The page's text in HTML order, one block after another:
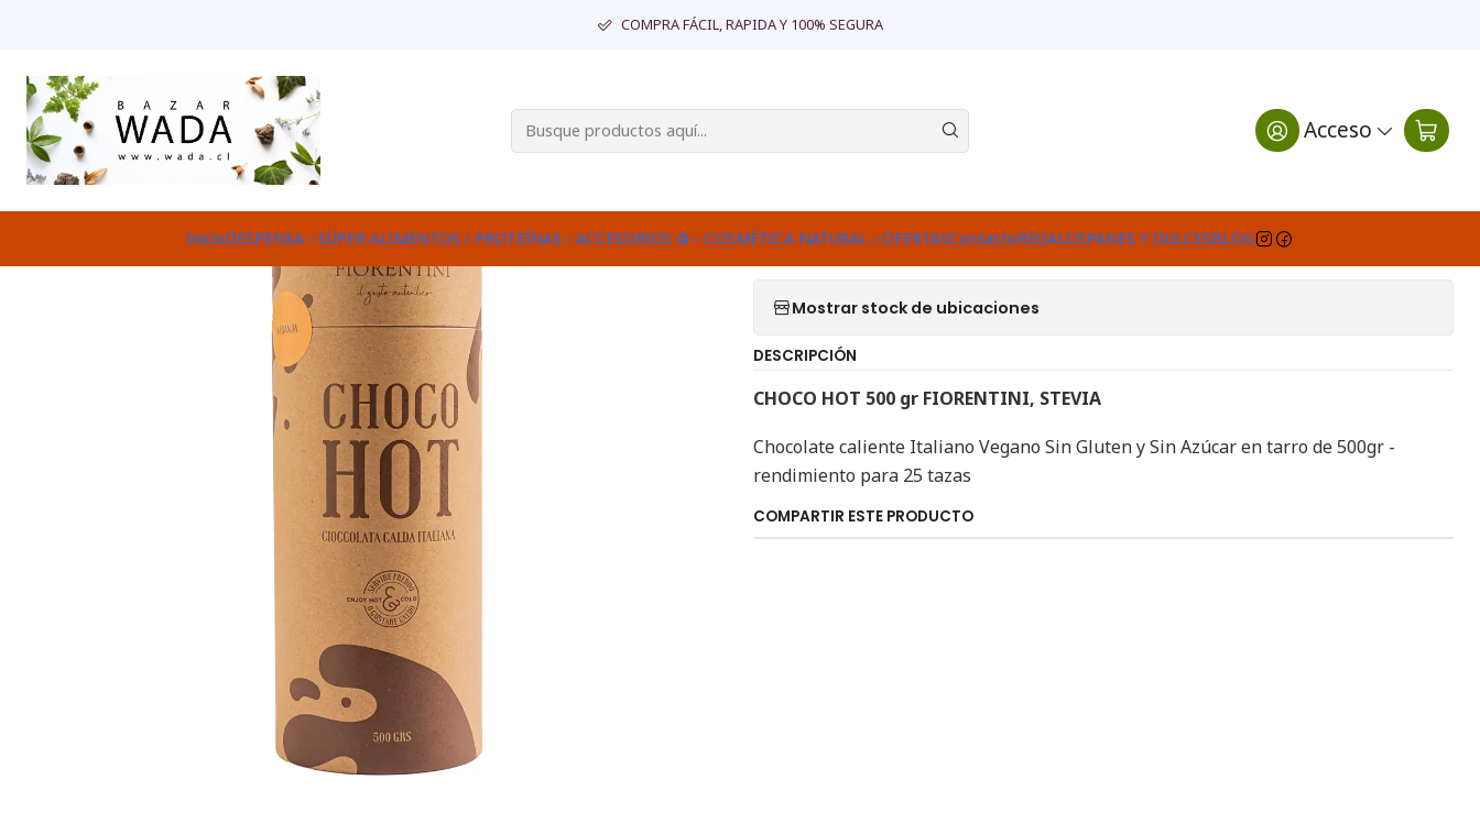
Acceso
InicioDESPENSA SÚPER ALIMENTOS / PROTEÍNAS ACCESORIOS ♻ COSMÉTICA NATURAL OFERTASContactoREGALOSPANES Y DULCESBLOG
COMPRA FÁCIL, RAPIDA Y 100% SEGURA
Sin azúcar añadida CHOCO HOT 500 gr FIORENTINI, STEVIA
CHOCO HOT 500 gr FIORENTINI, STEVIA
Agregar a la lista de favoritos
Mostrar stock de ubicaciones
DESCRIPCIÓN
CHOCO HOT 500 gr FIORENTINI, STEVIA
Chocolate caliente Italiano Vegano Sin Gluten y Sin Azúcar en tarro de 500gr -
rendimiento para 25 tazas
COMPARTIR ESTE PRODUCTO